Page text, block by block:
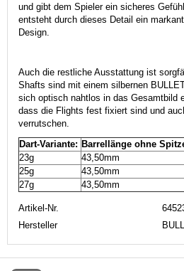
und gibt dem Spieler ein sicheres
entsteht durch dieses Detail ein
Design.
Auch die restliche Ausstattung ist
Shafts sind mit einem silbernen
sich optisch nahtlos in das Gesamtbild
dass die Flights fest fixiert sind und
verrutschen.
Dart-Variante: Barrellänge ohne
23g
43,50mm
25g
43,50mm
27g
43,50mm
Artikel-Nr.
Hersteller